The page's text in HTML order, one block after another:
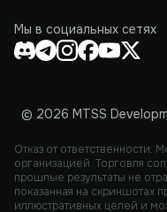
Мы в социальных сетях
© 2026 MTSS
Отказ от ответственности:
организацией. Торговля
прошлые результаты не
показанная на скриншотах
иллюстративных целей и